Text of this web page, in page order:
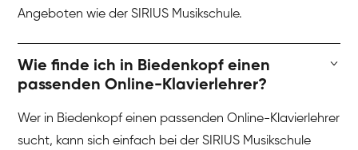
Angeboten wie der SIRIUS Musikschule.
Wie finde ich in Biedenkopf einen
passenden Online-Klavierlehrer?
Wer in Biedenkopf einen passenden Online-Klavierlehrer
sucht, kann sich einfach bei der SIRIUS Musikschule